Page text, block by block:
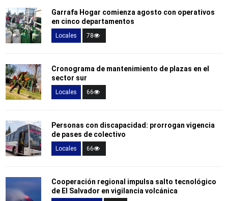
Garrafa Hogar comienza agosto con operativos
en cinco departamentos
Locales 78
Cronograma de mantenimiento de plazas en el
sector sur
Locales 66
Personas con discapacidad: prorrogan vigencia
de pases de colectivo
Locales 66
Cooperación regional impulsa salto tecnológico
de El Salvador en vigilancia volcánica